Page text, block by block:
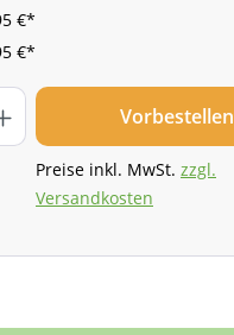
€*
€*
Vorbestellen
Preise inkl. MwSt. zzgl.
Versandkosten